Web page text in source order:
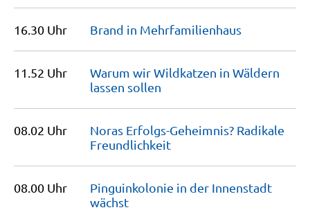
16.30 Uhr Brand in Mehrfamilienhaus
11.52 Uhr
Warum wir Wildkatzen in Wäldern
lassen sollen
08.02 Uhr
Noras Erfolgs-Geheimnis? Radikale
Freundlichkeit
08.00 Uhr
Pinguinkolonie in der Innenstadt
wächst